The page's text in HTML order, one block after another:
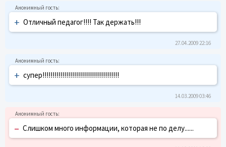
+ Отличный педагог!!!! Так держать!!!
27.04.2009 22:16
+ супер!!!!!!!!!!!!!!!!!!!!!!!!!!!!!!!!!!!!!!
14.03.2009 03:46
– Слишком много информации, которая не по делу......